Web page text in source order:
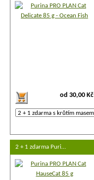
od 30,00 Kč
2 + 1 zdarma Puri…